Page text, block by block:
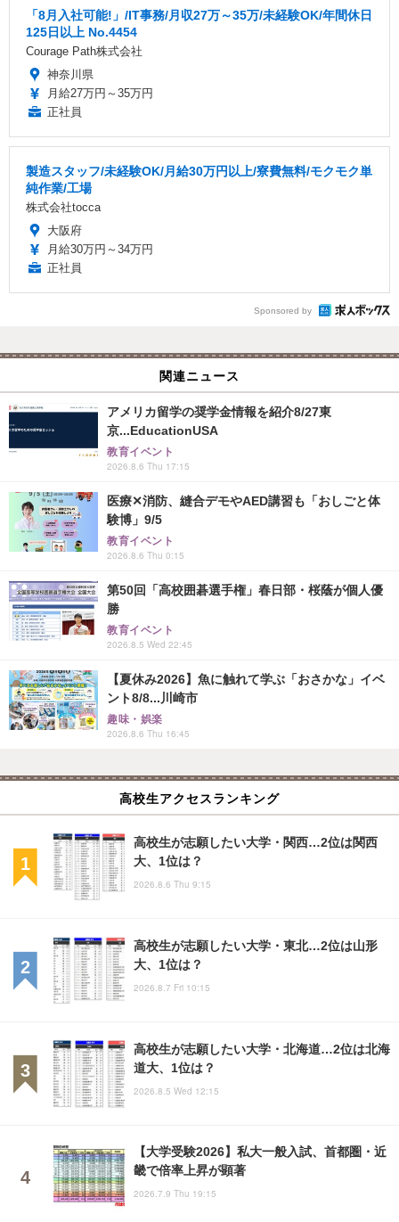
「8月入社可能!」/IT事務/月収27万～35万/未経験OK/年間休日
125日以上 No.4454
Courage Path株式会社
神奈川県
月給27万円～35万円
正社員
製造スタッフ/未経験OK/月給30万円以上/寮費無料/モクモク単
純作業/工場
株式会社tocca
大阪府
月給30万円～34万円
正社員
Sponsored by
関連ニュース
アメリカ留学の奨学金情報を紹介8/27東
京...EducationUSA
教育イベント
2026.8.6 Thu 17:15
医療✕消防、縫合デモやAED講習も「おしごと体
験博」9/5
教育イベント
2026.8.6 Thu 0:15
第50回「高校囲碁選手権」春日部・桜蔭が個人優
勝
教育イベント
2026.8.5 Wed 22:45
【夏休み2026】魚に触れて学ぶ「おさかな」イベ
ント8/8...川崎市
趣味・娯楽
2026.8.6 Thu 16:45
高校生アクセスランキング
高校生が志願したい大学・関西…2位は関西
大、1位は？
2026.8.6 Thu 9:15
高校生が志願したい大学・東北…2位は山形
大、1位は？
2026.8.7 Fri 10:15
高校生が志願したい大学・北海道…2位は北海
道大、1位は？
2026.8.5 Wed 12:15
【大学受験2026】私大一般入試、首都圏・近
畿で倍率上昇が顕著
2026.7.9 Thu 19:15